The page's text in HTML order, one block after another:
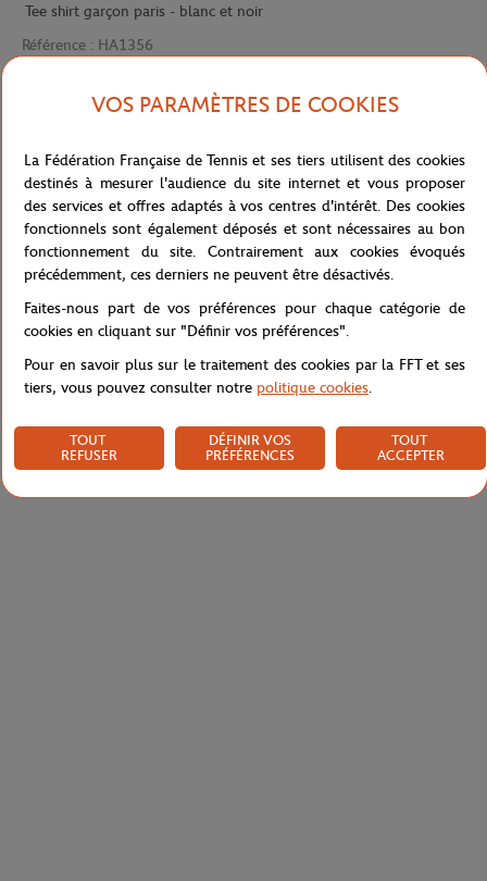
Tee shirt garçon paris - blanc et noir
Référence : HA1356
Livraison et retours
VOS PARAMÈTRES DE COOKIES
La Fédération Française de Tennis et ses tiers utilisent des cookies
destinés à mesurer l'audience du site internet et vous proposer
des services et offres adaptés à vos centres d'intérêt. Des cookies
fonctionnels sont également déposés et sont nécessaires au bon
fonctionnement du site. Contrairement aux cookies évoqués
précédemment, ces derniers ne peuvent être désactivés.
Faites-nous part de vos préférences pour chaque catégorie de
cookies en cliquant sur "Définir vos préférences".
Pour en savoir plus sur le traitement des cookies par la FFT et ses
tiers, vous pouvez consulter notre politique cookies.
TOUT
REFUSER
DÉFINIR VOS
PRÉFÉRENCES
TOUT
ACCEPTER